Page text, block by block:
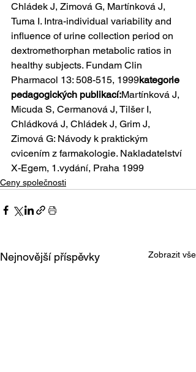
Chládek J, Zimová G, Martínková J,
Tuma I. Intra-individual variability and
influence of urine collection period on
dextromethorphan metabolic ratios in
healthy subjects. Fundam Clin
Pharmacol 13: 508-515, 1999kategorie
pedagogických publikací:Martínková J,
Micuda S, Cermanová J, Tilšer I,
Chládková J, Chládek J, Grim J,
Zimová G: Návody k praktickým
cvicením z farmakologie. Nakladatelství
X-Egem, 1.vydání, Praha 1999
Ceny společnosti
Nejnovější příspěvky Zobrazit vše